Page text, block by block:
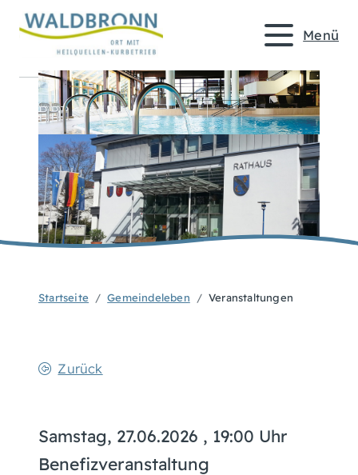
Menü
Startseite Gemeindeleben Veranstaltungen
Zurück
Samstag, 27.06.2026 , 19:00 Uhr
Benefizveranstaltung